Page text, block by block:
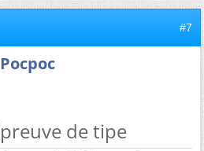
#7
Pocpoc
de tipe